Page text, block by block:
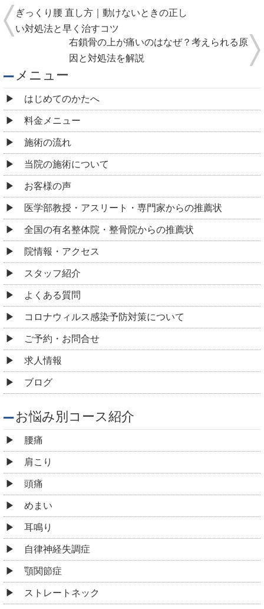
ぎっくり腰 直し方｜動けないときの正し
い対処法と早く治すコツ
右鎖骨の上が痛いのはなぜ？考えられる原
因と対処法を解説
メニュー
はじめてのかたへ
料金メニュー
施術の流れ
当院の施術について
お客様の声
医学部教授・アスリート・専門家からの推薦状
全国の有名整体院・整骨院からの推薦状
院情報・アクセス
スタッフ紹介
よくある質問
コロナウィルス感染予防対策について
ご予約・お問合せ
求人情報
ブログ
お悩み別コース紹介
腰痛
肩こり
頭痛
めまい
耳鳴り
自律神経失調症
顎関節症
ストレートネック